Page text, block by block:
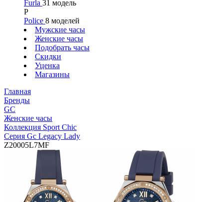
Furla 31 модель
P
Police 8 моделей
Мужские часы
Женские часы
Подобрать часы
Скидки
Уценка
Магазины
Главная
Бренды
GC
Женские часы
Коллекция Sport Chic
Серия Gc Legacy Lady
Z20005L7MF